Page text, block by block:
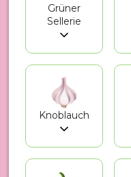
Grüner
Sellerie
Knoblauch